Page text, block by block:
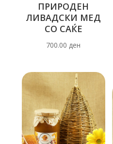
ПРИРОДЕН
ЛИВАДСКИ МЕД
СО САЌЕ
700.00ден